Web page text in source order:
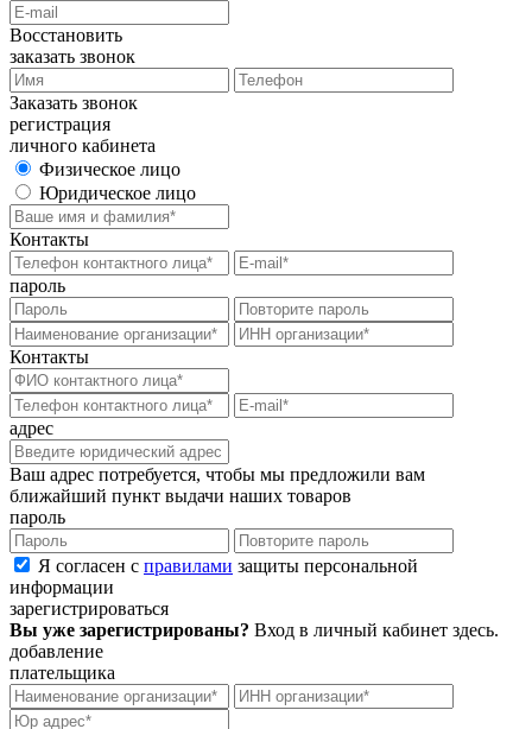
Восстановить
заказать звонок
Заказать звонок
регистрация
личного кабинета
Физическое лицо
Юридическое лицо
Контакты
пароль
Контакты
адрес
Ваш адрес потребуется, чтобы мы предложили вам
ближайший пункт выдачи наших товаров
пароль
Я согласен с правилами защиты персональной
информации
зарегистрироваться
Вы уже зарегистрированы? Вход в личный кабинет здесь.
добавление
плательщика